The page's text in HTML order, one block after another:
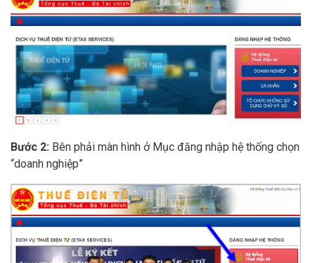
Bước 2: Bên phải màn hình ở Mục đăng nhập hệ thống chọn
“doanh nghiệp”